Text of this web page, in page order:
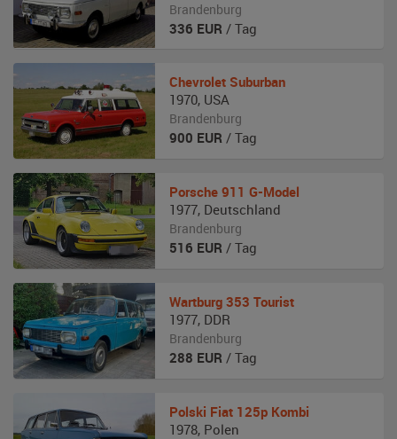
Brandenburg
336 EUR / Tag
Chevrolet Suburban
1970, USA
Brandenburg
900 EUR / Tag
Porsche 911 G-Model
1977, Deutschland
Brandenburg
516 EUR / Tag
Wartburg 353 Tourist
1977, DDR
Brandenburg
288 EUR / Tag
Polski Fiat 125p Kombi
1978, Polen